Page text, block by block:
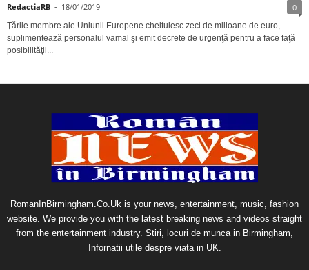
RedactiaRB - 18/01/2019 0
Ţările membre ale Uniunii Europene cheltuiesc zeci de milioane de euro,
suplimentează personalul vamal şi emit decrete de urgenţă pentru a face faţă
posibilităţii...
RomanInBirmingham.Co.Uk is your news, entertainment, music, fashion
website. We provide you with the latest breaking news and videos straight
from the entertainment industry. Stiri, locuri de munca in Birmingham,
Infornatii utile despre viata in UK.